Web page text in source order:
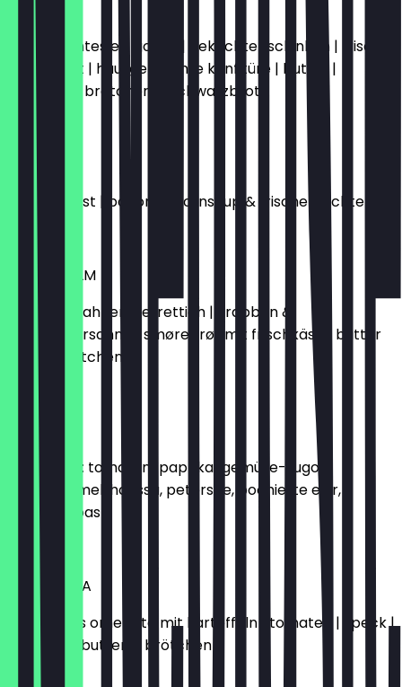
ein gekochtes ei | gouda | gekochter schinken | frische
leberwurst | hausgemachte konfitüre | butter |
croissant | brötchen & schwarzbrot
14,50 €
french toast | bacon | ahornsirup & frische früchte
STOCKHOLM
lachs mit sahnemeerrettich | krabben &
preiselbeersahne | smørebrøt mit frischkäse | butter
& zwei brötchen
TEL AVIV
shakshuka: tomaten-paprika-gemüse-sugo,
kreuzkümmel, harissa, petersilie, pochierte eier,
Joghurt, toast
17,00 €
BARCELONA
spanisches omelette mit kartoffeln | tomaten | speck |
zwiebeln | butter & brötchen